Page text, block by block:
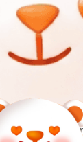
Momen